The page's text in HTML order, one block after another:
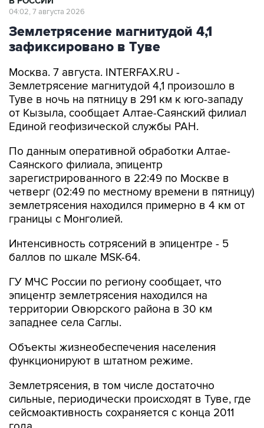
04:02, 7 августа 2026
Землетрясение магнитудой 4,1
зафиксировано в Туве
Москва. 7 августа. INTERFAX.RU -
Землетрясение магнитудой 4,1 произошло в
Туве в ночь на пятницу в 291 км к юго-западу
от Кызыла, сообщает Алтае-Саянский филиал
Единой геофизической службы РАН.
По данным оперативной обработки Алтае-
Саянского филиала, эпицентр
зарегистрированного в 22:49 по Москве в
четверг (02:49 по местному времени в пятницу)
землетрясения находился примерно в 4 км от
границы с Монголией.
Интенсивность сотрясений в эпицентре - 5
баллов по шкале MSK-64.
ГУ МЧС России по региону сообщает, что
эпицентр землетрясения находился на
территории Овюрского района в 30 км
западнее села Саглы.
Объекты жизнеобеспечения населения
функционируют в штатном режиме.
Землетрясения, в том числе достаточно
сильные, периодически происходят в Туве, где
сейсмоактивность сохраняется с конца 2011